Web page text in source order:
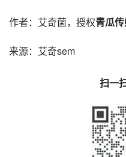
作者： 艾奇菌，授权青瓜
来源： 艾奇sem
扫一